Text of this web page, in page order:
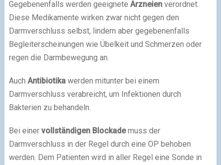
Gegebenenfalls werden geeignete Arzneienverordnet.
Diese Medikamente wirken zwar nicht gegen den
Darmverschluss selbst, lindern aber gegebenenfalls
Begleiterscheinungen wie Übelkeit und Schmerzen oder
regen die Darmbewegung an.
Auch Antibiotikawerden mitunter bei einem
Darmverschluss verabreicht, um Infektionen durch
Bakterien zu behandeln.
Bei einer vollständigen Blockademuss der
Darmverschluss in der Regel durch eine OP behoben
werden. Dem Patienten wird in aller Regel eine Sonde in